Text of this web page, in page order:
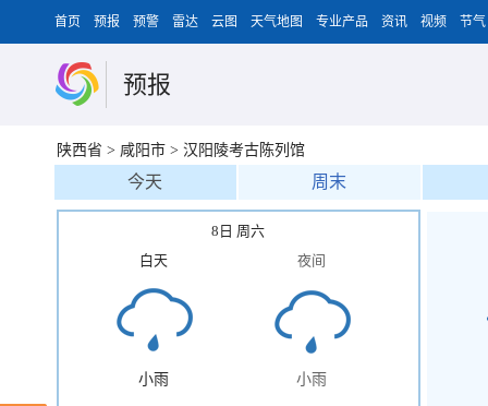
首页 预报 预警 雷达 云图 天气地图 专业产品 资讯 视频 节气
预报
陕西省 > 咸阳市 > 汉阳陵考古陈列馆
今天 周末
8日 周六
白天
小雨
夜间
小雨